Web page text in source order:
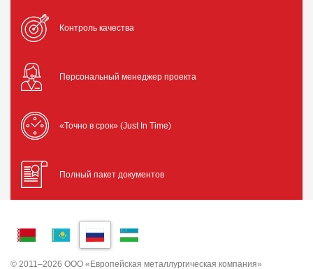
Контроль качества
Персональный менеджер проекта
«Точно в срок» (Just In Time)
Полный пакет документов
© 2011–2026 ООО «Европейская металлургическая компания»